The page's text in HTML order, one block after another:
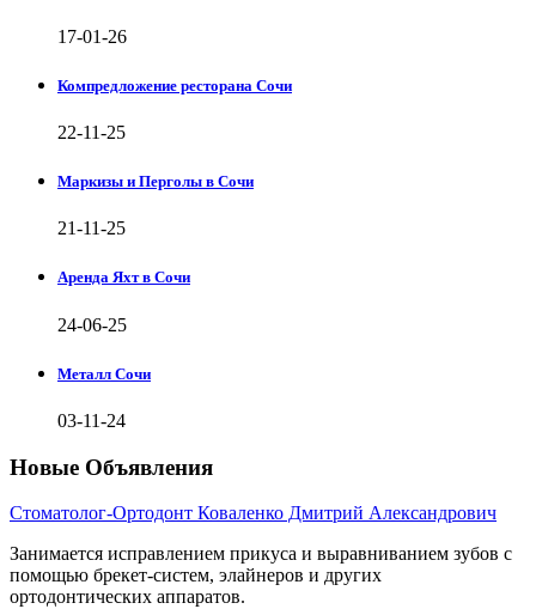
17-01-26
Компредложение ресторана Сочи
22-11-25
Маркизы и Перголы в Сочи
21-11-25
Аренда Яхт в Сочи
24-06-25
Металл Сочи
03-11-24
Новые Объявления
Стоматолог-Ортодонт Коваленко Дмитрий Александрович
Занимается исправлением прикуса и выравниванием зубов с
помощью брекет-систем, элайнеров и других
ортодонтических аппаратов.